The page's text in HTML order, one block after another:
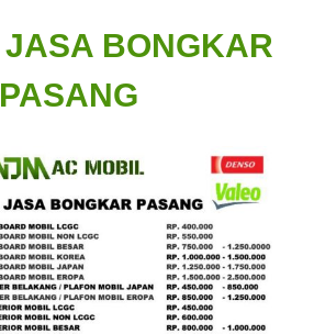
JASA BONGKAR
PASANG